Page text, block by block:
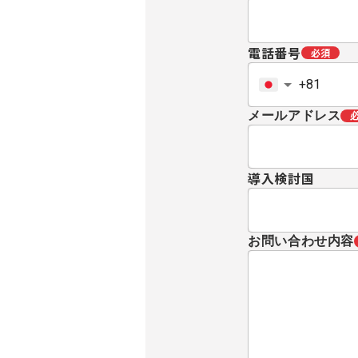
電話番号 必須
メールアドレス
導入検討国
お問い合わせ内容